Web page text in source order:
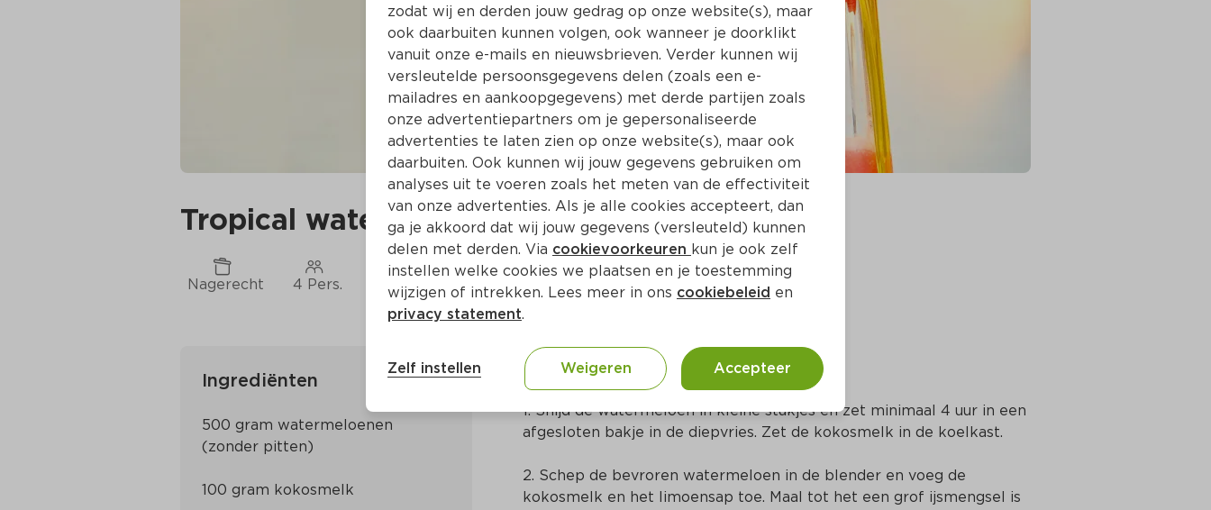
Tropical watermeloen-slush
Nagerecht 4 Pers. Ca. 10 Min Surinaams
Ingrediënten
500 gram watermeloenen
Bereidingswijze
1. Snijd de watermeloen in kleine stukjes en zet minimaal 4 uur in een
afgesloten bakje in de diepvries. Zet de kokosmelk in de koelkast.
2. Schep de bevroren watermeloen in de blender en voeg de
kokosmelk en het limoensap toe. Maal tot het een grof ijsmengsel is
zodat wij en derden jouw gedrag op onze website(s), maar
ook daarbuiten kunnen volgen, ook wanneer je doorklikt
vanuit onze e-mails en nieuwsbrieven. Verder kunnen wij
versleutelde persoonsgegevens delen (zoals een e-
mailadres en aankoopgegevens) met derde partijen zoals
onze advertentiepartners om je gepersonaliseerde
advertenties te laten zien op onze website(s), maar ook
daarbuiten. Ook kunnen wij jouw gegevens gebruiken om
analyses uit te voeren zoals het meten van de effectiviteit
van onze advertenties. Als je alle cookies accepteert, dan
ga je akkoord dat wij jouw gegevens (versleuteld) kunnen
delen met derden. Via cookievoorkeuren kun je ook zelf
instellen welke cookies we plaatsen en je toestemming
wijzigen of intrekken. Lees meer in ons cookiebeleid en
privacy statement.
Zelf instellen Weigeren Accepteer